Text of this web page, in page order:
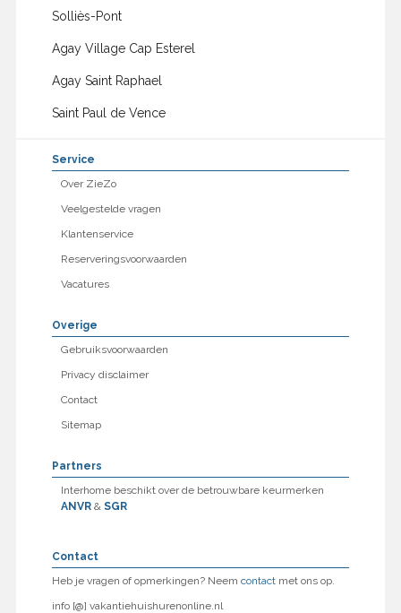
Solliès-Pont
Agay Village Cap Esterel
Agay Saint Raphael
Saint Paul de Vence
Service
Over ZieZo
Veelgestelde vragen
Klantenservice
Reserveringsvoorwaarden
Vacatures
Overige
Gebruiksvoorwaarden
Privacy disclaimer
Contact
Sitemap
Partners
Interhome beschikt over de betrouwbare keurmerken
ANVR& SGR
Contact
Heb je vragen of opmerkingen? Neem contactmet ons op.
info [@] vakantiehuishurenonline.nl